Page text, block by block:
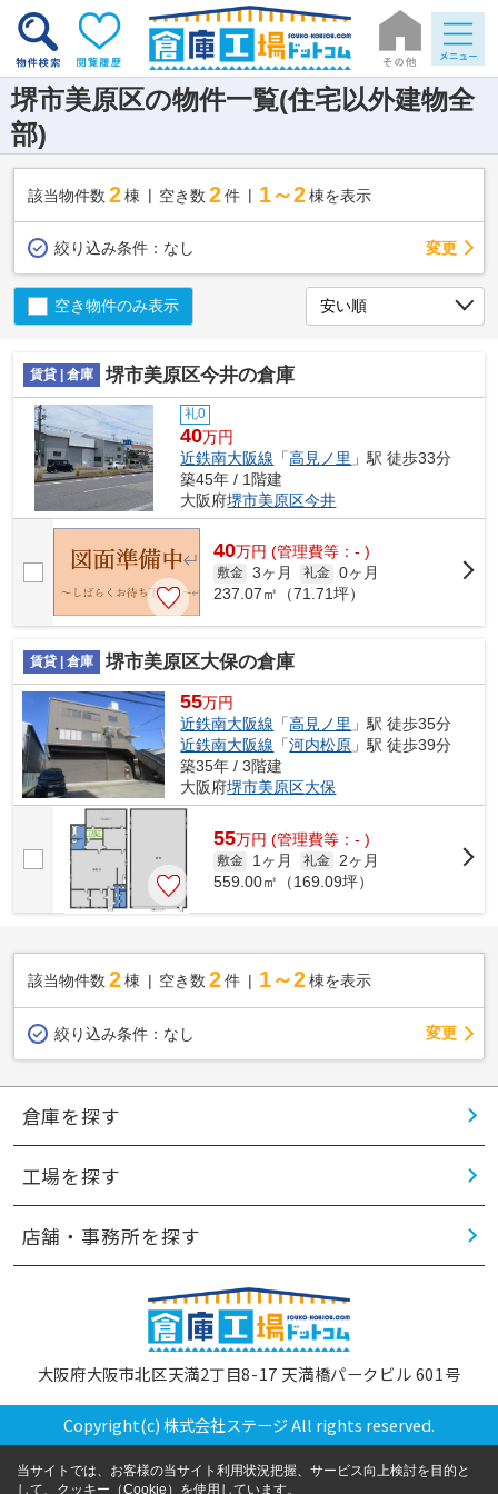
堺市美原区の物件一覧(住宅以外建物全
部)
該当物件数 2棟 空き数 2 件 1～2 棟を表示
絞り込み条件： なし 変更
空き物件のみ表示
賃貸 | 倉庫 堺市美原区今井の倉庫
礼0
40万円
近鉄南大阪線 「高見ノ里 」駅 徒歩33分
築45年 / 1階建
大阪府堺市美原区今井
40万円 (管理費等：- )
敷金 3ヶ月 礼金 0ヶ月
237.07㎡（71.71坪）
賃貸 | 倉庫 堺市美原区大保の倉庫
55万円
近鉄南大阪線 「高見ノ里 」駅 徒歩35分
近鉄南大阪線 「河内松原 」駅 徒歩39分
築35年 / 3階建
大阪府堺市美原区大保
55万円 (管理費等：- )
敷金 1ヶ月 礼金
2ヶ月
559.00㎡（169.09坪）
該当物件数 2棟 空き数 2 件 1～2 棟を表示
絞り込み条件： なし 変更
倉庫を探す
工場を探す
店舗・事務所を探す
大阪府大阪市北区天満2丁目8-17 天満橋パークビル 601号
Copyright(c) 株式会社ステージ All rights reserved.
当サイトでは、お客様の当サイト利用状況把握、サービス向上検討を目的と
して、クッキー（Cookie）を使用しています。